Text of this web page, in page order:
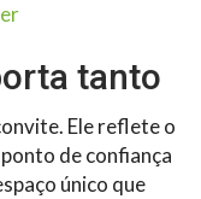
tanto
Ele reflete o
de confiança
único que